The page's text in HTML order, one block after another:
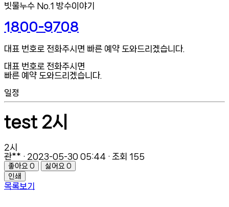
빗물누수 No.1 방수이야기
1800-9708
대표 번호로 전화주시면 빠른 예약 도와드리겠습니다.
대표 번호로 전화주시면
빠른 예약 도와드리겠습니다.
일정
test 2시
2시
관** · 2023-05-30 05:44 · 조회 155
좋아요 0 싫어요 0
인쇄
목록보기